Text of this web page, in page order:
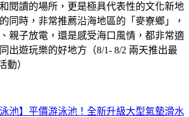
閱讀的場所，更是極具代表性的文化新地
同時，非常推薦沿海地區的「麥寮鄉」，
親子放電，還是感受海口風情，都非常適
出遊玩樂的好地方（8/1- 8/2 兩天推出最
動）
池】平價游泳池！全新升級大型氣墊滑水